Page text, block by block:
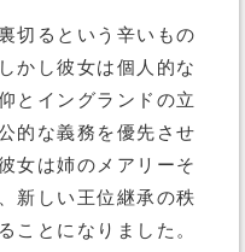
切るという辛いもの
かし彼女は個人的な
とイングランドの立
的な義務を優先させ
女は姉のメアリーそ
新しい王位継承の秩
ことになりました。